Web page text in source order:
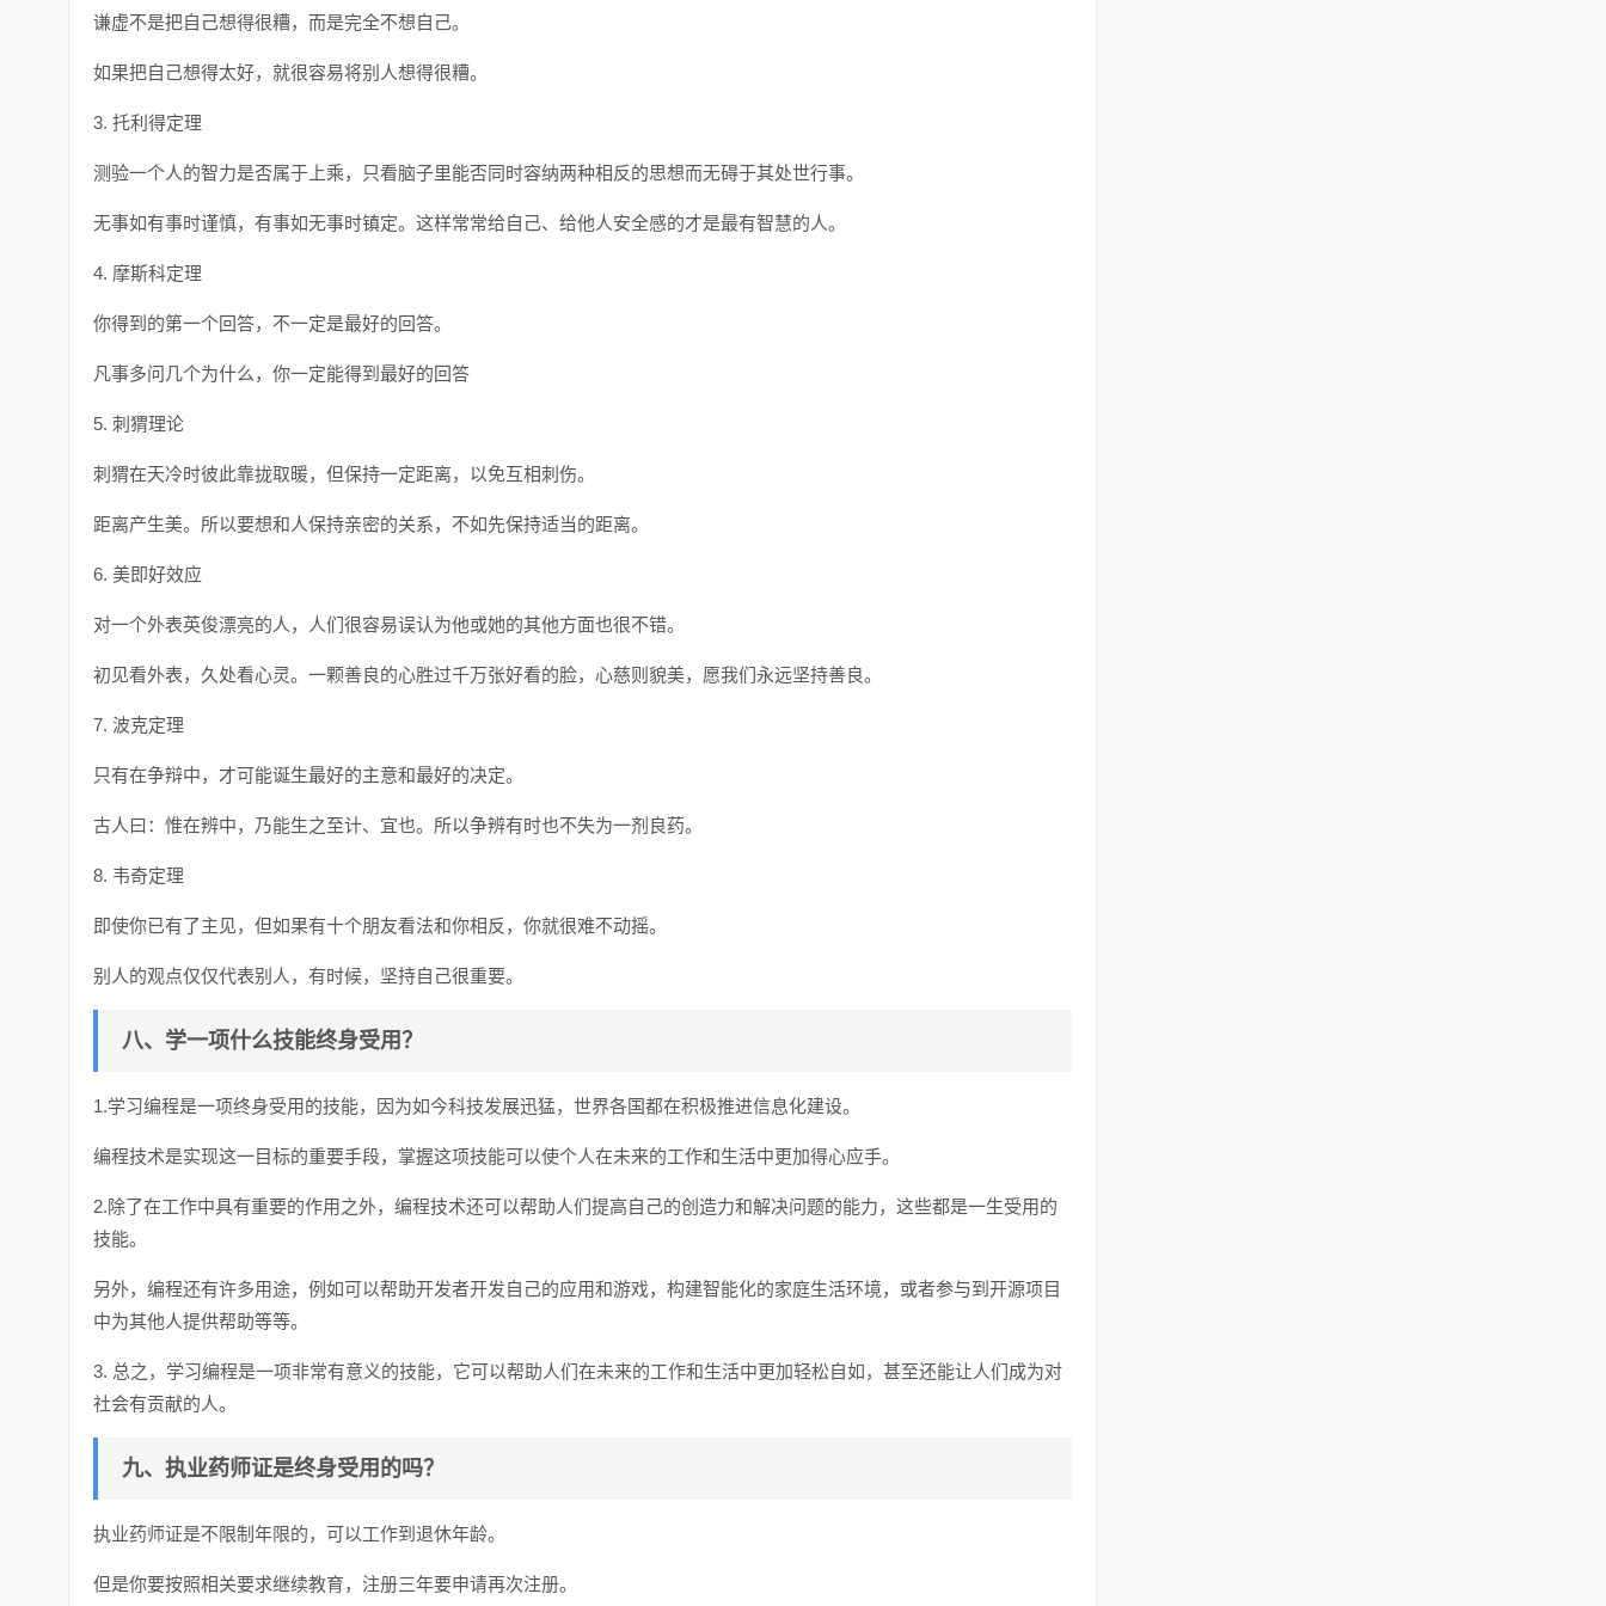
谦虚不是把自己想得很糟，而是完全不想自己。
如果把自己想得太好，就很容易将别人想得很糟。
3. 托利得定理
测验一个人的智力是否属于上乘，只看脑子里能否同时容纳两种相反的思想而无碍于其处世行事。
无事如有事时谨慎，有事如无事时镇定。这样常常给自己、给他人安全感的才是最有智慧的人。
4. 摩斯科定理
你得到的第一个回答，不一定是最好的回答。
凡事多问几个为什么，你一定能得到最好的回答
5. 刺猬理论
刺猬在天冷时彼此靠拢取暖，但保持一定距离，以免互相刺伤。
距离产生美。所以要想和人保持亲密的关系，不如先保持适当的距离。
6. 美即好效应
对一个外表英俊漂亮的人，人们很容易误认为他或她的其他方面也很不错。
初见看外表，久处看心灵。一颗善良的心胜过千万张好看的脸，心慈则貌美，愿我们永远坚持善良。
7. 波克定理
只有在争辩中，才可能诞生最好的主意和最好的决定。
古人曰：惟在辨中，乃能生之至计、宜也。所以争辨有时也不失为一剂良药。
8. 韦奇定理
即使你已有了主见，但如果有十个朋友看法和你相反，你就很难不动摇。
别人的观点仅仅代表别人，有时候，坚持自己很重要。
八、学一项什么技能终身受用？
1.学习编程是一项终身受用的技能，因为如今科技发展迅猛，世界各国都在积极推进信息化建设。
编程技术是实现这一目标的重要手段，掌握这项技能可以使个人在未来的工作和生活中更加得心应手。
2.除了在工作中具有重要的作用之外，编程技术还可以帮助人们提高自己的创造力和解决问题的能力，这些都是一生受用的
技能。
另外，编程还有许多用途，例如可以帮助开发者开发自己的应用和游戏，构建智能化的家庭生活环境，或者参与到开源项目
中为其他人提供帮助等等。
3. 总之，学习编程是一项非常有意义的技能，它可以帮助人们在未来的工作和生活中更加轻松自如，甚至还能让人们成为对
社会有贡献的人。
九、执业药师证是终身受用的吗？
执业药师证是不限制年限的，可以工作到退休年龄。
但是你要按照相关要求继续教育，注册三年要申请再次注册。